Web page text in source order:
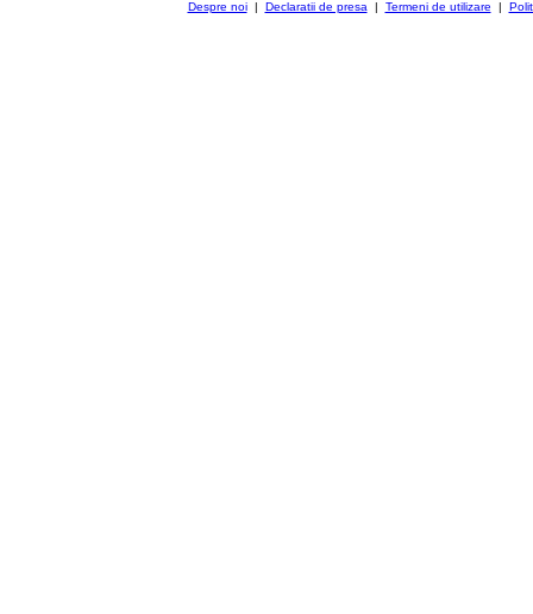
Despre noi| Declaratii de presa | Termeni de utilizare |